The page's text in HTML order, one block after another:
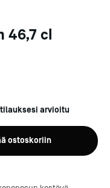
46,7 cl
arvioitu
ostoskoriin